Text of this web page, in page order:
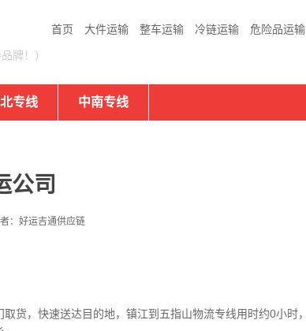
首页 大件运输 整车运输 冷链运输 危险品运输
牌！）
专线 中南专线
公司
：好运吉通供应链
取货，快速送达目的地，镇江到五指山物流专线用时约0小时，